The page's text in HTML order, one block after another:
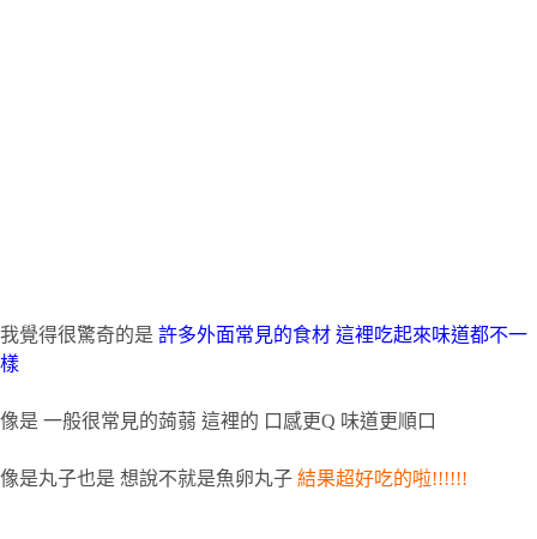
我覺得很驚奇的是 許多外面常見的食材 這裡吃起來味道都不一
樣
像是 一般很常見的蒟蒻 這裡的 口感更Q 味道更順口
像是丸子也是 想說不就是魚卵丸子 結果超好吃的啦!!!!!!